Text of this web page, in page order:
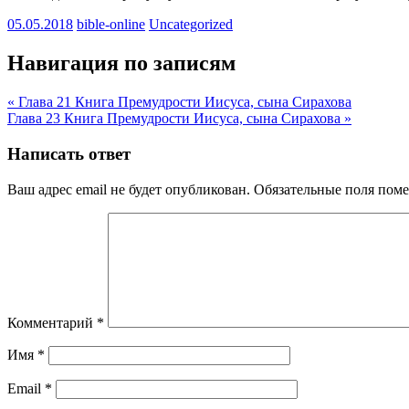
05.05.2018 bible-online Uncategorized
Навигация по записям
« Глава 21 Книга Премудрости Иисуса, сына Сирахова
Глава 23 Книга Премудрости Иисуса, сына Сирахова »
Написать ответ
Ваш адрес email не будет опубликован. Обязательные поля
Комментарий *
Имя *
Email *